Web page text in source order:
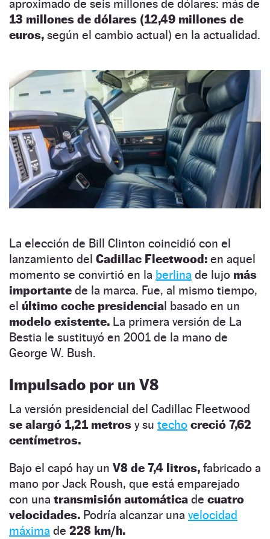
aproximado de seis millones de dólares: más de
13 millones de dólares (12,49 millones de
euros, según el cambio actual) en la actualidad.
La elección de Bill Clinton coincidió con el
lanzamiento del Cadillac Fleetwood: en aquel
momento se convirtió en la berlina de lujo más
importante de la marca. Fue, al mismo tiempo,
el último coche presidencial basado en un
modelo existente. La primera versión de La
Bestia le sustituyó en 2001 de la mano de
George W. Bush.
Impulsado por un V8
La versión presidencial del Cadillac Fleetwood
se alargó 1,21 metros y su techo creció 7,62
centímetros.
Bajo el capó hay un V8 de 7,4 litros, fabricado a
mano por Jack Roush, que está emparejado
con una transmisión automática de cuatro
velocidades. Podría alcanzar una velocidad
máxima de 228 km/h.